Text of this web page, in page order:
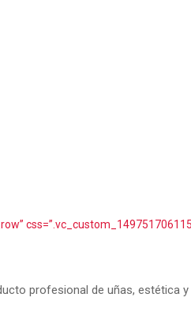
profesional de uñas, estética